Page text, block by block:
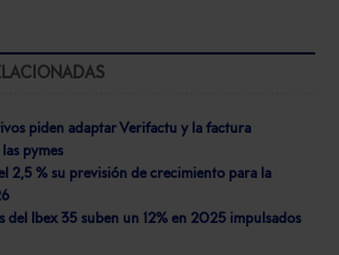
piden adaptar Verifactu y la factura
pymes
2,5 % su previsión de crecimiento para la
del Ibex 35 suben un 12% en 2025 impulsados